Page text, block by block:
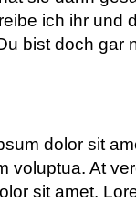
ich ihr und
bist doch gar
dolor sit
voluptua. At
sit amet.